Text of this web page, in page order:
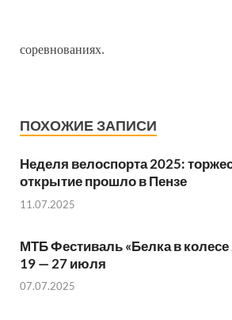
соревнованиях.
ПОХОЖИЕ ЗАПИСИ
Неделя велоспорта 2025:
открытие прошло в Пензе
11.07.2025
МТБ Фестиваль «Белка в колесе
19 — 27 июля
07.07.2025